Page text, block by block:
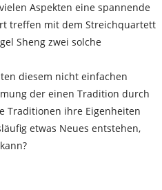
Aspekten eine spannende
treffen mit dem Streichquartett
Sheng zwei solche
diesem nicht einfachen
der einen Tradition durch
Traditionen ihre Eigenheiten
etwas Neues entstehen,